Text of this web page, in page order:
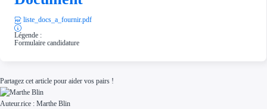
liste_docs_a_fournir.pdf
Légende :
Formulaire candidature
Partagez cet article pour aider vos pairs !
Auteur.rice : Marthe Blin